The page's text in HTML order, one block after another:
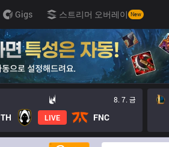
Gigs 스트리머 오버레이 New
8. 7. 금
TH LIVE FNC